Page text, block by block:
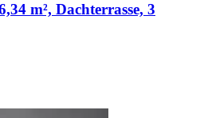
m², Dachterrasse, 3